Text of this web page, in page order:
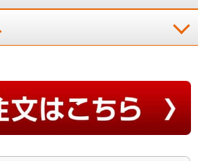
ンを焼くのが毎日楽しみになりまし